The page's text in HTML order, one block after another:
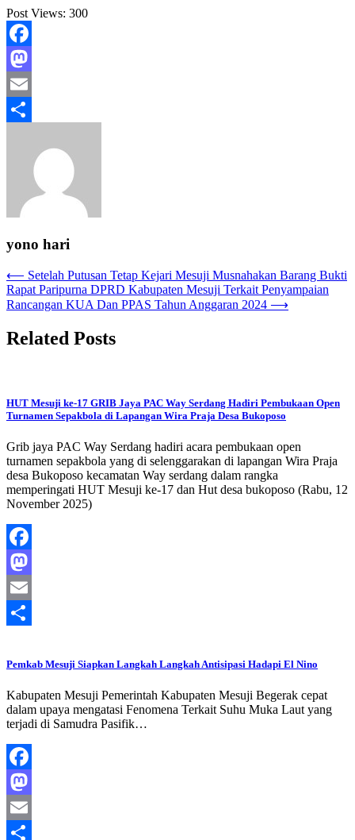
Post Views: 300
Facebook
Mastodon
Email
yono hari
Navigasi
pos
⟵ Setelah Putusan Tetap Kejari Mesuji Musnahakan Barang Bukti
Rapat Paripurna DPRD Kabupaten Mesuji Terkait Penyampaian
Rancangan KUA Dan PPAS Tahun Anggaran 2024 ⟶
Related Posts
HUT Mesuji ke-17 GRIB Jaya PAC Way Serdang Hadiri Pembukaan Open
Turnamen Sepakbola di Lapangan Wira Praja Desa Bukoposo
Grib jaya PAC Way Serdang hadiri acara pembukaan open
turnamen sepakbola yang di selenggarakan di lapangan Wira Praja
desa Bukoposo kecamatan Way serdang dalam rangka
memperingati HUT Mesuji ke-17 dan Hut desa bukoposo (Rabu, 12
November 2025)
Facebook
Mastodon
Email
Pemkab Mesuji Siapkan Langkah Langkah Antisipasi Hadapi El Nino
Kabupaten Mesuji Pemerintah Kabupaten Mesuji Begerak cepat
dalam upaya mengatasi Fenomena Terkait Suhu Muka Laut yang
terjadi di Samudra Pasifik…
Facebook
Mastodon
Email